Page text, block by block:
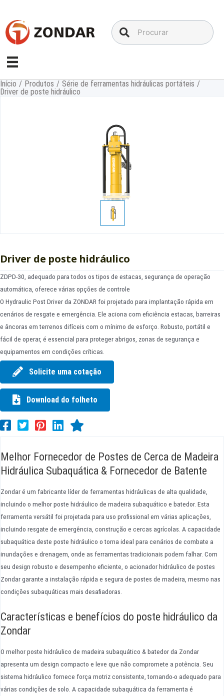
conteúdo
Início / Produtos / Série de ferramentas hidráulicas portáteis /
Driver de poste hidráulico
Driver de poste hidráulico
ZDPD-30, adequado para todos os tipos de estacas, segurança de operação
automática, oferece várias opções de controle
O Hydraulic Post Driver da ZONDAR foi projetado para implantação rápida em
cenários de resgate e emergência. Ele aciona com eficiência estacas, barreiras
e âncoras em terrenos difíceis com o mínimo de esforço. Robusto, portátil e
fácil de operar, é essencial para proteger abrigos, zonas de segurança e
equipamentos em condições críticas.
Solicite uma cotação
Download do folheto
Melhor Fornecedor de Postes de Cerca de Madeira
Hidráulica Subaquática & Fornecedor de Batente
Zondar é um fabricante líder de ferramentas hidráulicas de alta qualidade,
incluindo o melhor poste hidráulico de madeira subaquático e batedor. Esta
ferramenta versátil foi projetada para uso profissional em várias aplicações,
incluindo resgate de emergência, construção e cercas agrícolas. A capacidade
subaquática deste poste hidráulico o torna ideal para cenários de combate a
inundações e drenagem, onde as ferramentas tradicionais podem falhar. Com
seu design robusto e desempenho eficiente, o acionador hidráulico de postes
Zondar garante a instalação rápida e segura de postes de madeira, mesmo nas
condições subaquáticas mais desafiadoras.
Características e benefícios do poste hidráulico da
Zondar
O melhor poste hidráulico de madeira subaquático & batedor da Zondar
apresenta um design compacto e leve que não compromete a potência. Seu
sistema hidráulico fornece força motriz consistente, tornando-o adequado para
várias condições de solo. A capacidade subaquática da ferramenta é